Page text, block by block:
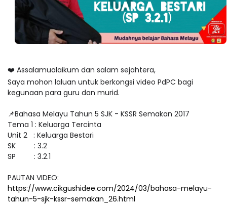
❤️ Assalamualaikum dan salam sejahtera,
Saya mohon laluan untuk berkongsi video PdPC bagi
kegunaan para guru dan murid.
📌Bahasa Melayu Tahun 5 SJK - KSSR Semakan 2017
Tema 1 : Keluarga Tercinta
Unit 2 : Keluarga Bestari
SK : 3.2
SP : 3.2.1
PAUTAN VIDEO:
https://www.cikgushidee.com/2024/03/bahasa-melayu-
tahun-5-sjk-kssr-semakan_26.html